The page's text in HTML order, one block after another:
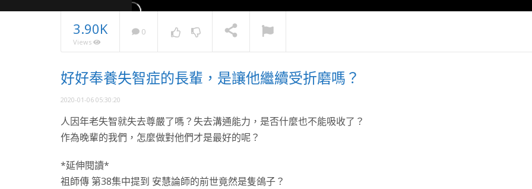
NOW PLAYING
她？
該如何看待？
3.90K
Views
0
好好奉養失智症的長輩，是讓他繼續受折磨嗎？
2020-01-06 05:30:20
人因年老失智就失去尊嚴了嗎？失去溝通能力，是否什麼也不能吸收了？
作為晚輩的我們，怎麼做對他們才是最好的呢？
*延伸閱讀*
祖師傳 第38集中提到 安慧論師的前世竟然是隻鴿子？